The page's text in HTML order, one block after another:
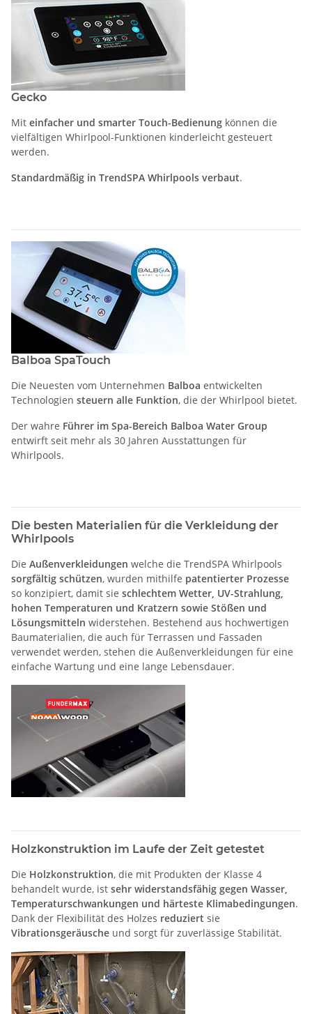
Gecko
Mit einfacher und smarter Touch-Bedienung können die
vielfältigen Whirlpool-Funktionen kinderleicht gesteuert
werden.
Standardmäßig in TrendSPA Whirlpools verbaut.
Balboa SpaTouch
Die Neuesten vom Unternehmen Balboa entwickelten
Technologien steuern alle Funktion, die der Whirlpool bietet.
Der wahre Führer im Spa-Bereich Balboa Water Group
entwirft seit mehr als 30 Jahren Ausstattungen für
Whirlpools.
Die besten Materialien für die Verkleidung der
Whirlpools
Die Außenverkleidungen welche die TrendSPA Whirlpools
sorgfältig schützen, wurden mithilfe patentierter Prozesse
so konzipiert, damit sie schlechtem Wetter, UV-Strahlung,
hohen Temperaturen und Kratzern sowie Stößen und
Lösungsmitteln widerstehen. Bestehend aus hochwertigen
Baumaterialien, die auch für Terrassen und Fassaden
verwendet werden, stehen die Außenverkleidungen für eine
einfache Wartung und eine lange Lebensdauer.
Holzkonstruktion im Laufe der Zeit getestet
Die Holzkonstruktion, die mit Produkten der Klasse 4
behandelt wurde, ist sehr widerstandsfähig gegen Wasser,
Temperaturschwankungen und härteste Klimabedingungen.
Dank der Flexibilität des Holzes reduziert sie
Vibrationsgeräusche und sorgt für zuverlässige Stabilität.